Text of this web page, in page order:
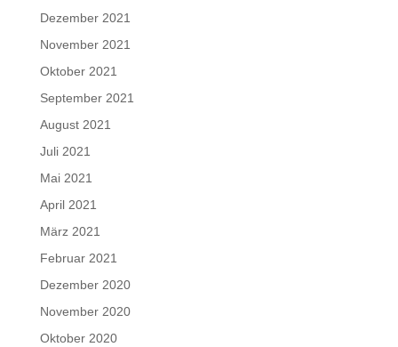
Dezember 2021
November 2021
Oktober 2021
September 2021
August 2021
Juli 2021
Mai 2021
April 2021
März 2021
Februar 2021
Dezember 2020
November 2020
Oktober 2020